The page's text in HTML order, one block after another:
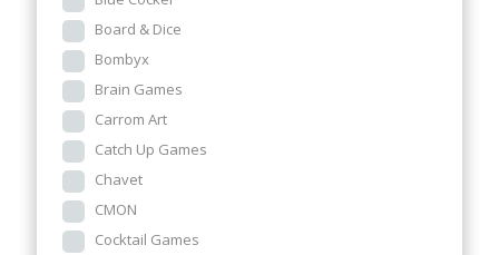
Board & Dice
Bombyx
Brain Games
Carrom Art
Catch Up Games
Chavet
CMON
Cocktail Games